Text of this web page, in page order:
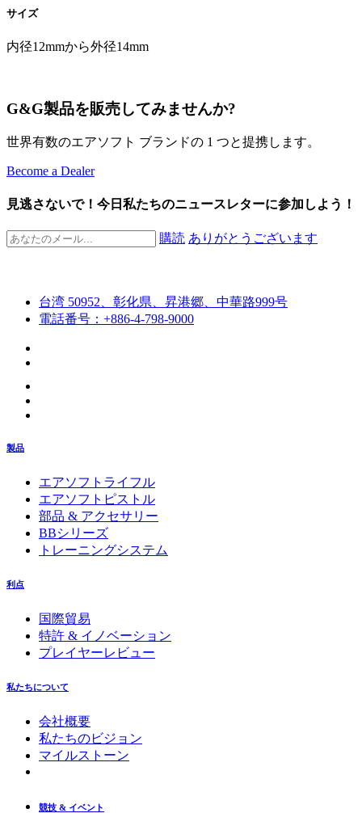
サイズ
内径12mmから外径14mm
G&G製品を販売してみませんか?
世界有数のエアソフト ブランドの 1 つと提携します。
Become a Dealer
見逃さないで！今日私たちのニュースレターに参加しよう！
購読 ありがとうございます
台湾 50952、彰化県、昇港郷、中華路999号
電話番号：+886-4-798-9000
製品
エアソフトライフル
エアソフトピストル
部品 & アクセサリー
BBシリーズ
トレーニングシステム
利点
国際貿易
特許 & イノベーション
プレイヤーレビュー
私たちについて
会社概要
私たちのビジョン
マイルストーン
競技 & イベント